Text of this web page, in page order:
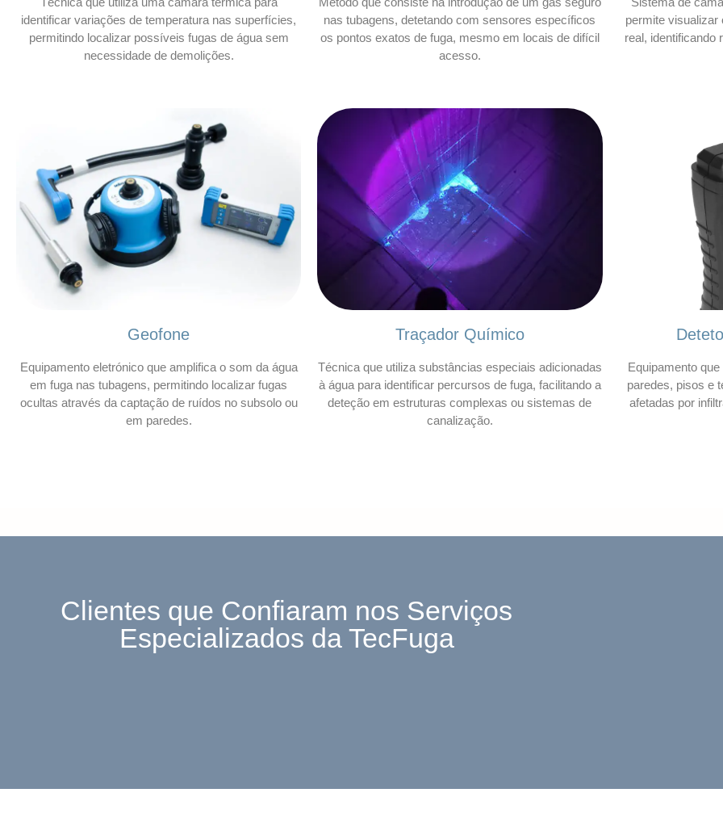
identificar variações de temperatura nas superfícies,
permitindo localizar possíveis fugas de água sem
necessidade de demolições.
nas tubagens, detetando com sensores específicos
os pontos exatos de fuga, mesmo em locais de difícil
acesso.
permite visualizar
real, identificando
Geofone
Equipamento eletrónico que amplifica o som da água
em fuga nas tubagens, permitindo localizar fugas
ocultas através da captação de ruídos no subsolo ou
em paredes.
Traçador Químico
Técnica que utiliza substâncias especiais adicionadas
à água para identificar percursos de fuga, facilitando a
deteção em estruturas complexas ou sistemas de
canalização.
Equipamento
paredes, pisos e
afetadas por
Clientes que Confiaram nos Serviços
Especializados da TecFuga